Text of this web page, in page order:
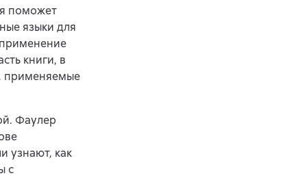
поможет
языки для
книги, в
применяемые
Фаулер
узнают, как
с